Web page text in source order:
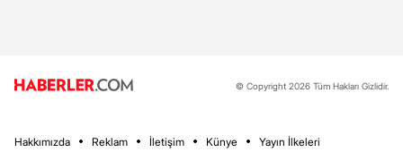
© Copyright 2026 Tüm Hakları Gizlidir.
Hakkımızda Reklam İletişim Künye Yayın İlkeleri